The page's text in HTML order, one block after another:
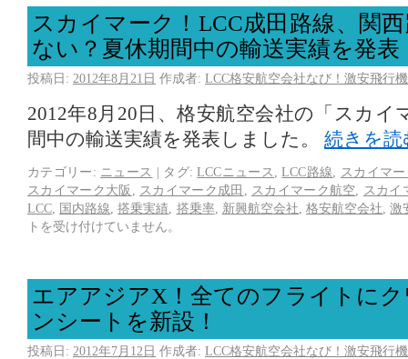
スカイマーク！LCC成田路線、関
ない？夏休期間中の輸送実績を発表
投稿日: 2012年8月21日 作成者: LCC格安航空会社なび！激安飛行
2012年8月20日、格安航空会社の「スカイ
間中の輸送実績を発表しました。 続きを
カテゴリー: ニュース | タグ: LCCニュース ,LCC路線
スカイマ
スカイマーク大阪
スカイマーク成田 スカイマーク航空
スカイ
LCC
国内路線 ,搭乗実績 搭乗率, 新興航空会社 ,格安航空会社 ,激
トを受け付けていません。
エアアジアX！全てのフライトに
ンシートを新設！
投稿日: 2012年7月12日 作成者: LCC格安航空会社なび！激安飛行